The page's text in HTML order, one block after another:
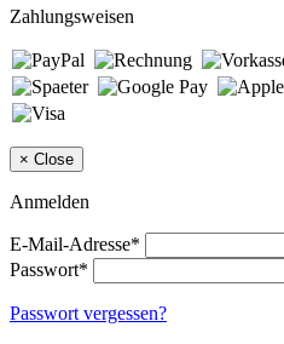
Zahlungsweisen
× Close
Anmelden
E-Mail-Adresse*
Passwort*
Passwort vergessen?